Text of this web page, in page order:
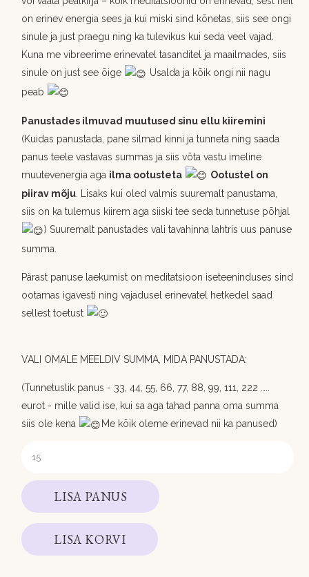
on erinev energia sees ja kui miski sind kõnetas, siis see ongi
sinule ja just praegu ning ka tulevikus kui seda veel vajad.
Kuna me vibreerime erinevatel tasanditel ja maailmades, siis
sinule on just see õige
Usalda ja kõik ongi nii nagu
peab
Panustades ilmuvad muutused sinu ellu kiiremini
(Kuidas panustada, pane silmad kinni ja tunneta ning saada
panus teele vastavas summas ja siis võta vastu imeline
muutevenergia aga ilma ootusteta
Ootustel on
piirav mõju. Lisaks kui oled valmis suuremalt panustama,
siis on ka tulemus kiirem aga siiski tee seda tunnetuse põhjal
) Suuremalt panustades vali tavahinna lahtris uus panuse
summa.
Pärast panuse laekumist on meditatsioon iseteeninduses sind
ootamas igavesti ning vajadusel erinevatel hetkedel saad
sellest toetust
VALI OMALE MEELDIV SUMMA, MIDA PANUSTADA:
(Tunnetuslik panus - 33, 44, 55, 66, 77, 88, 99, 111, 222 …..
eurot - mille valid ise, kui sa aga tahad panna oma summa
siis ole kena
Me kõik oleme erinevad nii ka panused)
LISA PANUS
LISA KORVI